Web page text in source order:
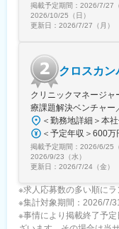
掲載予定期間： 2026/7/27（
2026/10/25（日）
更新日： 2026/7/27（月）
クロスカン
クリニックマネージ
療課題解決ベンチャー
掲載予定期間： 2026/6/25（
2026/9/23（水）
更新日： 2026/7/24（金）
※求人応募数の多い順にラ
※集計対象期間：2026/7/
※事情により掲載終了予